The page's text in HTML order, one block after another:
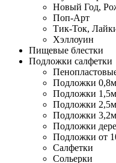
Новый Год,
Поп-Арт
Тик-Ток,
Хэллоуин
Пищевые блестки
Подложки салфетки
Подложки
Подложки
Подложки
Подложки
Подложки
Подложки от
Салфетки
Сольерки